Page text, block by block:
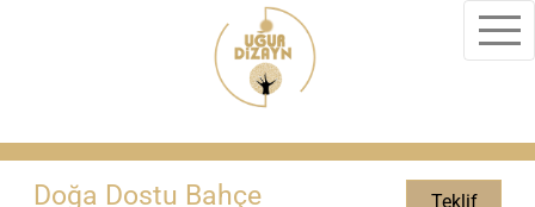
Doğa Dostu Bahçe
Teklif